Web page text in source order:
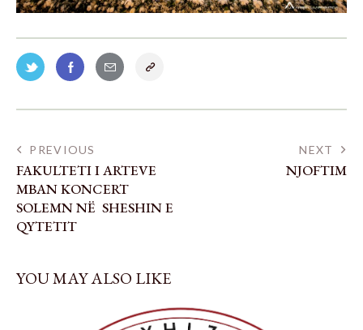
PREVIOUS
FAKULTETI I ARTEVE
MBAN KONCERT
SOLEMN NË SHESHIN E
QYTETIT
NEXT
NJOFTIM
YOU MAY ALSO LIKE